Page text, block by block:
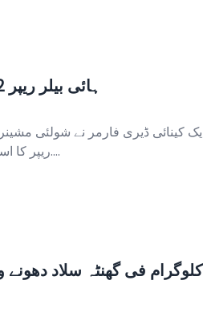
کےینیا ڈیری فارم کے لیے SL-55-52 ہائی بيلر ریپر
کینائی ڈیری فارمر نے شولئی
ریپر کا استعمال کرکے سلج کی کارکردگی کو بہتر بنایا....